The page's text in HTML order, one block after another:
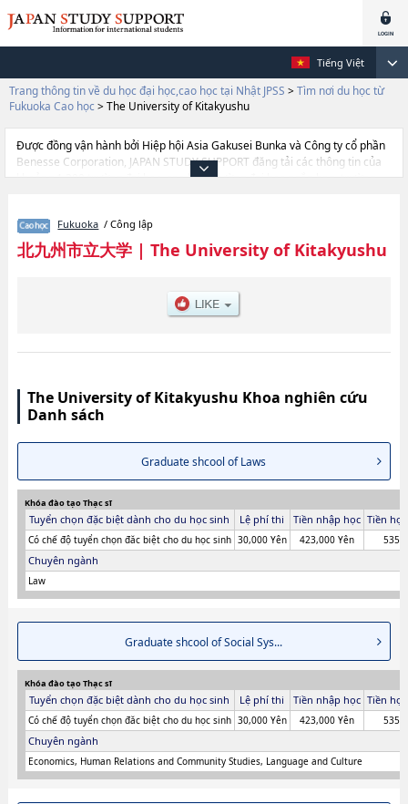
Tiếng Việt
Trang thông tin về du học đại học,cao học tại Nhật JPSS > Tìm nơi du học từ
Fukuoka Cao học > The University of Kitakyushu
Được đồng vận hành bởi Hiệp hội Asia Gakusei Bunka và Công ty cổ phần
Benesse Corporation, JAPAN STUDY SUPPORT đăng tải các thông tin của
khoảng 1.300 trường đại học, cao học, trường đại học ngắn hạn, trường
thông tin cần thiết dành cho du học sinh, như là về các Graduate shcool of
LawshoặcGraduate shcool of Social System StudieshoặcGraduate school
of Environmental EngineeringhoặcGraduate shcool of Business
thi tuyển như số lượng tuyển sinh, số lượng trúng tuyển, cở sở trang thiết
Fukuoka / Công lập
北九州市立大学| The University of Kitakyushu
The University of Kitakyushu Khoa nghiên cứu
Danh sách
Graduate shcool of Laws
Khóa đào tạo Thạc sĩ
Tuyển chọn đặc biệt dành cho du học sinh Lệ phí thi Tiền nhập học Tiền
Có chế độ tuyển chọn đăc biệt cho du học sinh 30,000 Yên 423,000 Yên
Chuyên ngành
Law
Graduate shcool of Social Sys...
Khóa đào tạo Thạc sĩ
Tuyển chọn đặc biệt dành cho du học sinh Lệ phí thi Tiền nhập học Tiền
Có chế độ tuyển chọn đăc biệt cho du học sinh 30,000 Yên 423,000 Yên
Chuyên ngành
Economics, Human Relations and Community Studies, Language and Culture